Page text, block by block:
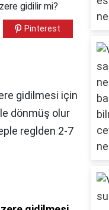
gidilir mi?
Pinterest
gidilmesi için
dönmüş olur
reglden 2-7